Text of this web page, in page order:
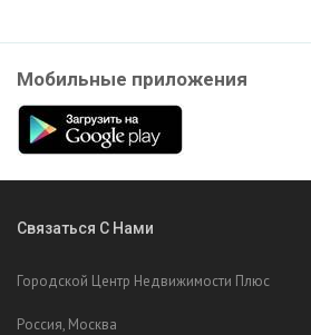
Мобильные приложения
Связаться С Нами
Городской Центр Недвижимости Плюс
Россия, Москва